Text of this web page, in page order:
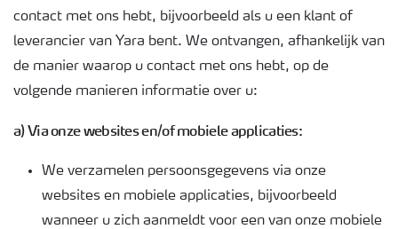
contact met ons hebt, bijvoorbeeld als u een klant of
leverancier van Yara bent. We ontvangen, afhankelijk van
de manier waarop u contact met ons hebt, op de
volgende manieren informatie over u:
a) Via onze websites en/of mobiele applicaties:
We verzamelen persoonsgegevens via onze
websites en mobiele applicaties, bijvoorbeeld
wanneer u zich aanmeldt voor een van onze mobiele